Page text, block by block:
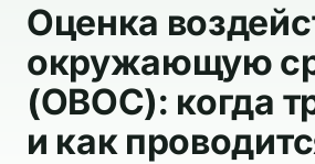
Оценка
окружающую
(ОВОС): когда
и как